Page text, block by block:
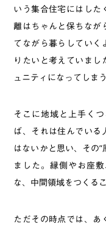
いう集合住宅にはした
離はちゃんと保ちなが
てながら暮らしていく
りたいと考えていまし
ュニティになってしまう
そこに地域と上手く
ば、それは住んでいる
はないかと思い、その
ました。縁側やお座
な、中間領域をつくる
ただその時点では、あ